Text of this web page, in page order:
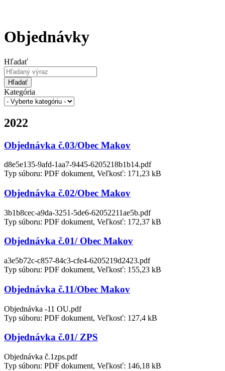
Objednávky
Hľadať
Hľadať
Kategória
2022
Objednávka č.03/Obec Makov
d8e5e135-9afd-1aa7-9445-6205218b1b14.pdf
Typ súboru: PDF dokument, Veľkosť: 171,23 kB
Objednávka č.02/Obec Makov
3b1b8cec-a9da-3251-5de6-62052211ae5b.pdf
Typ súboru: PDF dokument, Veľkosť: 172,37 kB
Objednávka č.01/ Obec Makov
a3e5b72c-c857-84c3-cfe4-6205219d2423.pdf
Typ súboru: PDF dokument, Veľkosť: 155,23 kB
Objednávka č.11/Obec Makov
Objednávka -11 OU.pdf
Typ súboru: PDF dokument, Veľkosť: 127,4 kB
Objednávka č.01/ ZPS
Objednávka č.1zps.pdf
Typ súboru: PDF dokument, Veľkosť: 146,18 kB